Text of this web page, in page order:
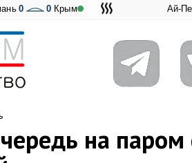
Ай-Петри:
0 0 Крым
на паром